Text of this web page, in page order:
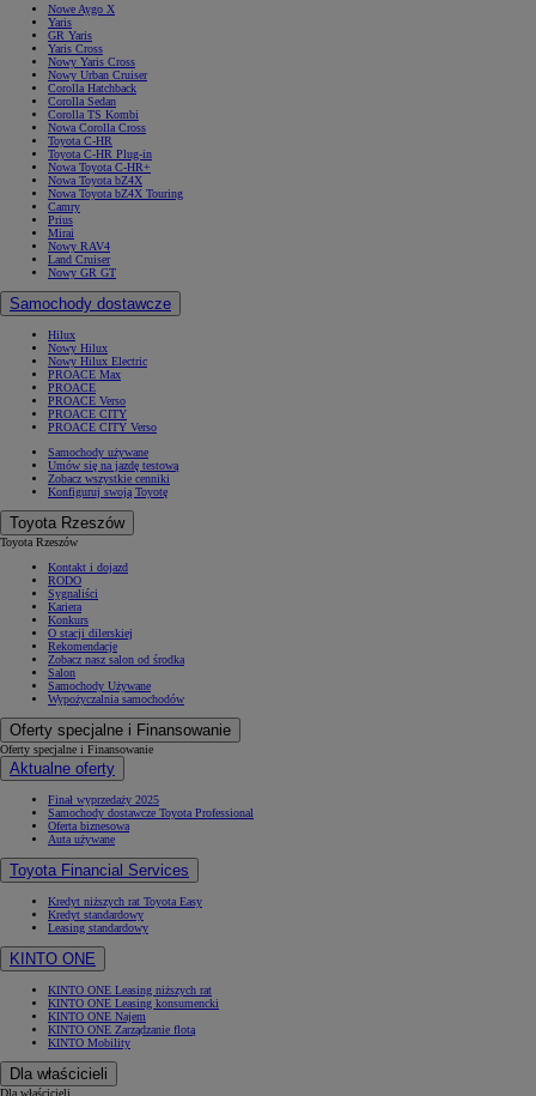
Nowe Aygo X
Yaris
GR Yaris
Yaris Cross
Nowy Yaris Cross
Nowy Urban Cruiser
Corolla Hatchback
Corolla Sedan
Corolla TS Kombi
Nowa Corolla Cross
Toyota C-HR
Toyota C-HR Plug-in
Nowa Toyota C-HR+
Nowa Toyota bZ4X
Nowa Toyota bZ4X Touring
Camry
Prius
Mirai
Nowy RAV4
Land Cruiser
Nowy GR GT
Samochody dostawcze
Hilux
Nowy Hilux
Nowy Hilux Electric
PROACE Max
PROACE
PROACE Verso
PROACE CITY
PROACE CITY Verso
Samochody używane
Umów się na jazdę testową
Zobacz wszystkie cenniki
Konfiguruj swoją Toyotę
Toyota Rzeszów
Toyota Rzeszów
Kontakt i dojazd
RODO
Sygnaliści
Kariera
Konkurs
O stacji dilerskiej
Rekomendacje
Zobacz nasz salon od środka
Salon
Samochody Używane
Wypożyczalnia samochodów
Oferty specjalne i Finansowanie
Oferty specjalne i Finansowanie
Aktualne oferty
Finał wyprzedaży 2025
Samochody dostawcze Toyota Professional
Oferta biznesowa
Auta używane
Toyota Financial Services
Kredyt niższych rat Toyota Easy
Kredyt standardowy
Leasing standardowy
KINTO ONE
KINTO ONE Leasing niższych rat
KINTO ONE Leasing konsumencki
KINTO ONE Najem
KINTO ONE Zarządzanie flotą
KINTO Mobility
Dla właścicieli
Dla właścicieli